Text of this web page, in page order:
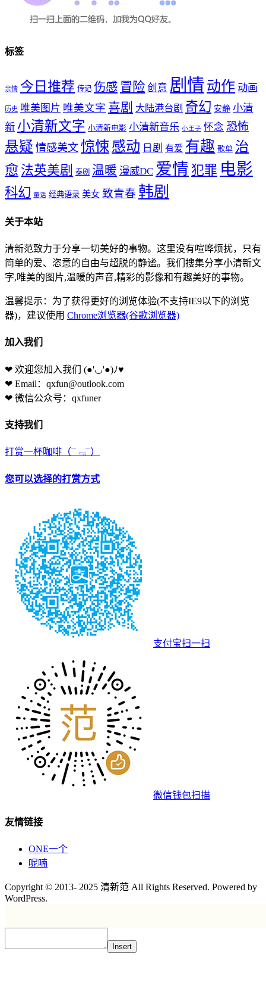
标签
亲情 今日推荐 传记 伤感 冒险 创意 剧情 动作 动画
历史 唯美图片 唯美文字 喜剧 大陆港台剧 奇幻 安静 小清
新 小清新文字 小清新电影 小清新音乐 小王子 怀念 恐怖
悬疑 情感美文 惊悚 感动 日剧 有爱 有趣 歌单 治
愈 法英美剧 泰剧 温暖 漫威DC 爱情 犯罪 电影
科幻 童话 经典语录 美女 致青春 韩剧
关于本站
清新范致力于分享一切美好的事物。这里没有喧哗烦扰，只有
简单的爱、恣意的自由与超脱的静谧。我们搜集分享小清新文
字,唯美的图片,温暖的声音,精彩的影像和有趣美好的事物。
温馨提示：为了获得更好的浏览体验(不支持IE9以下的浏览
器)，建议使用 Chrome浏览器(谷歌浏览器)
加入我们
❤ 欢迎您加入我们 (●'◡'●)ﾉ♥
❤ Email：qxfun@outlook.com
❤ 微信公众号：qxfuner
支持我们
打赏一杯咖啡 （¯﹃¯）
您可以选择的打赏方式
支付宝扫一扫
微信钱包扫描
友情链接
ONE一个
呢喃
Copyright © 2013- 2025 清新范 All Rights Reserved. Powered by
WordPress.
Insert